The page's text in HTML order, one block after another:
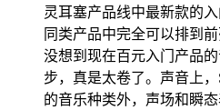
灵耳塞产品线中最新款的
同类产品中完全可以排到
没想到现在百元入门产品
步，真是太卷了。声音上
的音乐种类外，声场和瞬